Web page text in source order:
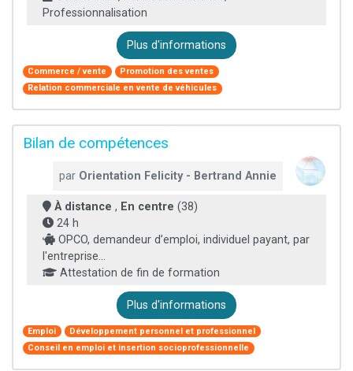
Professionnalisation
Plus d'informations
Commerce / vente
Promotion des ventes
Relation commerciale en vente de véhicules
Bilan de compétences
par Orientation Felicity - Bertrand Annie
À distance , En centre (38)
24 h
OPCO, demandeur d’emploi, individuel payant, par
l'entreprise...
Attestation de fin de formation
Plus d'informations
Emploi
Développement personnel et professionnel
Conseil en emploi et insertion socioprofessionnelle